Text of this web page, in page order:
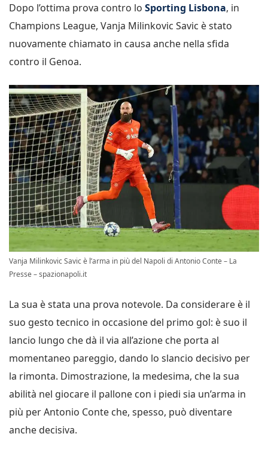
Dopo l’ottima prova contro lo Sporting Lisbona, in
Champions League, Vanja Milinkovic Savic è stato
nuovamente chiamato in causa anche nella sfida
contro il Genoa.
Vanja Milinkovic Savic è l’arma in più del Napoli di Antonio Conte – La
Presse – spazionapoli.it
La sua è stata una prova notevole. Da considerare è il
suo gesto tecnico in occasione del primo gol: è suo il
lancio lungo che dà il via all’azione che porta al
momentaneo pareggio, dando lo slancio decisivo per
la rimonta. Dimostrazione, la medesima, che la sua
abilità nel giocare il pallone con i piedi sia un’arma in
più per Antonio Conte che, spesso, può diventare
anche decisiva.